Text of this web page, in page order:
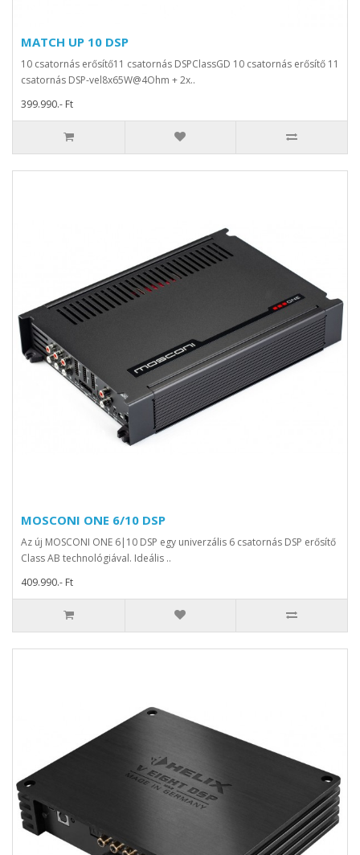
MATCH UP 10 DSP
10 csatornás erősítő11 csatornás DSPClassGD 10 csatornás erősítő 11
csatornás DSP-vel8x65W@4Ohm + 2x..
399.990.- Ft
MOSCONI ONE 6/10 DSP
Az új MOSCONI ONE 6|10 DSP egy univerzális 6 csatornás DSP erősítő
Class AB technológiával. Ideális ..
409.990.- Ft